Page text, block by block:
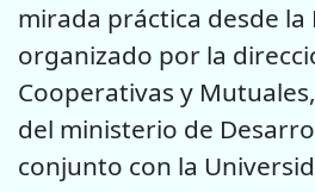
mirada práctica desde la
organizado por la
Cooperativas y
del ministerio de
conjunto con la